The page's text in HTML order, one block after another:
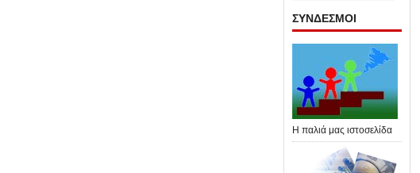
ΣΥΝΔΕΣΜΟΙ
Η παλιά μας ιστοσελίδα